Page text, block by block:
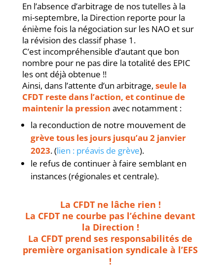
En l’absence d’arbitrage de nos tutelles à la
mi-septembre, la Direction reporte pour la
énième fois la négociation sur les NAO et sur
la révision des classif phase 1.
C’est incompréhensible d’autant que bon
nombre pour ne pas dire la totalité des EPIC
les ont déjà obtenue !!
Ainsi, dans l’attente d’un arbitrage, seule la
CFDT reste dans l’action, et continue de
maintenir la pression avec notamment :
la reconduction de notre mouvement de
grève tous les jours jusqu’au 2 janvier
2023. (lien : préavis de grève).
le refus de continuer à faire semblant en
instances (régionales et centrale).
La CFDT ne lâche rien !
La CFDT ne courbe pas l’échine devant
la Direction !
La CFDT prend ses responsabilités de
première organisation syndicale à l’EFS
!